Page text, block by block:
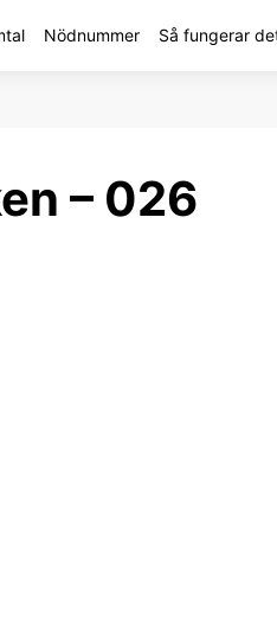
Nödnummer Så fungerar
– 026